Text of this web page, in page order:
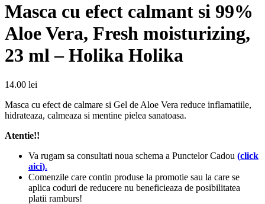
Masca cu efect calmant si 99%
Aloe Vera, Fresh moisturizing,
23 ml – Holika Holika
14.00 lei
Masca cu efect de calmare si Gel de Aloe Vera reduce inflamatiile,
hidrateaza, calmeaza si mentine pielea sanatoasa.
Atentie!!
Va rugam sa consultati noua schema a Punctelor Cadou (click
aici).
Comenzile care contin produse la promotie sau la care se
aplica coduri de reducere nu beneficieaza de posibilitatea
platii ramburs!